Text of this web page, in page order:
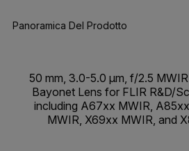
Panoramica Del Prodotto
50 mm, 3.0-5.0 µm, f/2.5
Bayonet Lens for FLIR R&D/
including A67xx MWIR,
MWIR, X69xx MWIR, and